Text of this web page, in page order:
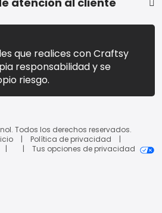
que realices con Craftsy
responsabilidad y se
riesgo.
Todos los derechos reservados.
Política de privacidad
Tus opciones de privacidad